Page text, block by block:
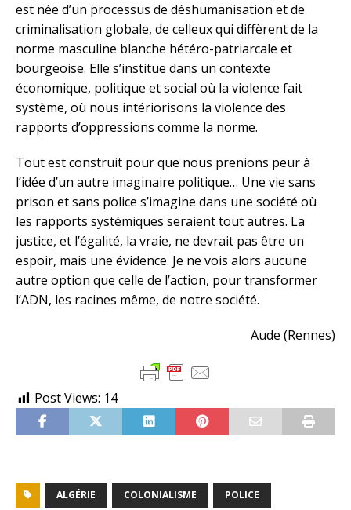
est née d’un processus de déshumanisation et de
criminalisation globale, de celleux qui diffèrent de la
norme masculine blanche hétéro-patriarcale et
bourgeoise. Elle s’institue dans un contexte
économique, politique et social où la violence fait
système, où nous intériorisons la violence des
rapports d’oppressions comme la norme.
Tout est construit pour que nous prenions peur à
l’idée d’un autre imaginaire politique… Une vie sans
prison et sans police s’imagine dans une société où
les rapports systémiques seraient tout autres. La
justice, et l’égalité, la vraie, ne devrait pas être un
espoir, mais une évidence. Je ne vois alors aucune
autre option que celle de l’action, pour transformer
l’ADN, les racines même, de notre société.
Aude (Rennes)
Post Views: 14
ALGÉRIE COLONIALISME POLICE